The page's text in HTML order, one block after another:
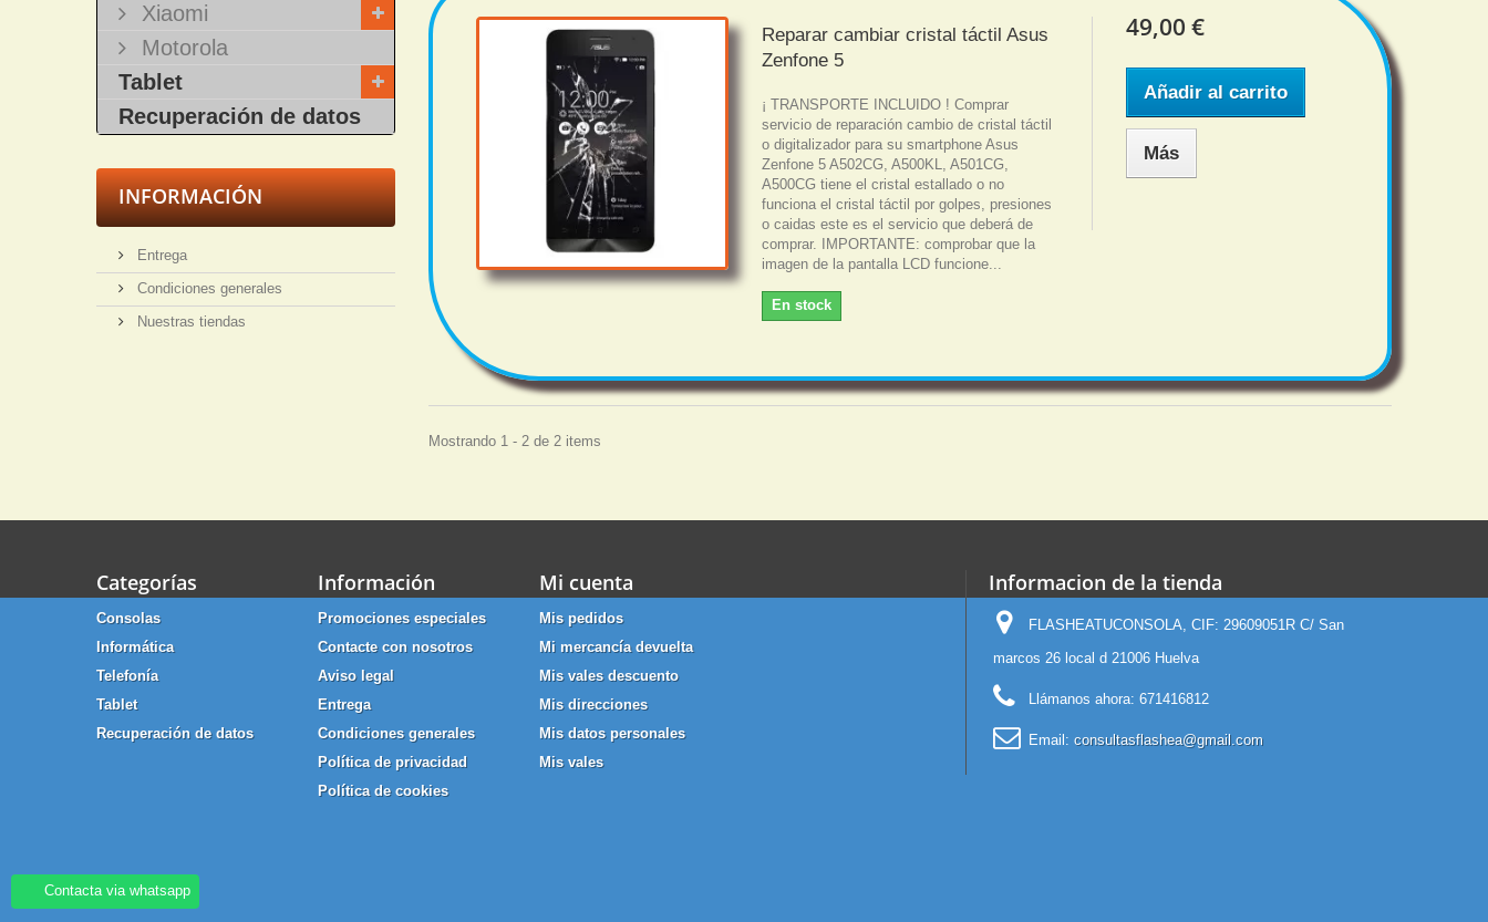
Contacta via whatsapp
Xiaomi
Motorola
Tablet
Recuperación de datos
INFORMACIÓN
Entrega
Condiciones generales
Nuestras tiendas
Reparar cambiar cristal táctil Asus
Zenfone 5
¡ TRANSPORTE INCLUIDO ! Comprar
servicio de reparación cambio de cristal táctil
o digitalizador para su smartphone Asus
Zenfone 5 A502CG, A500KL, A501CG,
A500CG tiene el cristal estallado o no
funciona el cristal táctil por golpes, presiones
o caidas este es el servicio que deberá de
comprar. IMPORTANTE: comprobar que la
imagen de la pantalla LCD funcione...
En stock
49,00 €
Añadir al carrito
Más
Mostrando 1 - 2 de 2 items
Categorías
Consolas
Informática
Telefonía
Tablet
Recuperación de datos
Información
Promociones especiales
Contacte con nosotros
Aviso legal
Entrega
Condiciones generales
Política de privacidad
Política de cookies
Mi cuenta
Mis pedidos
Mi mercancía devuelta
Mis vales descuento
Mis direcciones
Mis datos personales
Mis vales
Informacion de la tienda
FLASHEATUCONSOLA, CIF: 29609051R C/ San
marcos 26 local d 21006 Huelva
Llámanos ahora: 671416812
Email: consultasflashea@gmail.com